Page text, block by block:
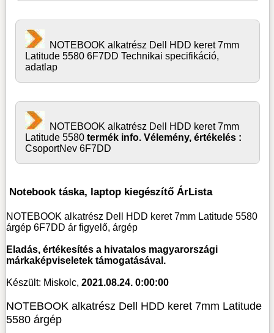
NOTEBOOK alkatrész Dell HDD keret 7mm
Latitude 5580 6F7DD Technikai specifikáció,
adatlap
NOTEBOOK alkatrész Dell HDD keret 7mm
Latitude 5580 termék info. Vélemény, értékelés :
CsoportNev 6F7DD
Notebook táska, laptop kiegészítő ÁrLista
NOTEBOOK alkatrész Dell HDD keret 7mm Latitude 5580
árgép 6F7DD ár figyelő, árgép
Eladás, értékesítés a hivatalos magyarországi
márkaképviseletek támogatásával.
Készült: Miskolc, 2021.08.24. 0:00:00
NOTEBOOK alkatrész Dell HDD keret 7mm Latitude
5580 árgép